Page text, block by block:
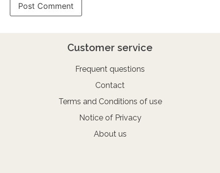
Customer service
Frequent questions
Contact
Terms and Conditions of use
Notice of Privacy
About us